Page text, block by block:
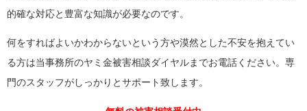
的確な対応と豊富な知識が必要なのです。
何をすればよいかわからないという方や漠然とした不安を抱えてい
る方は当事務所のヤミ金被害相談ダイヤルまでお電話ください。専
門のスタッフがしっかりとサポート致します。